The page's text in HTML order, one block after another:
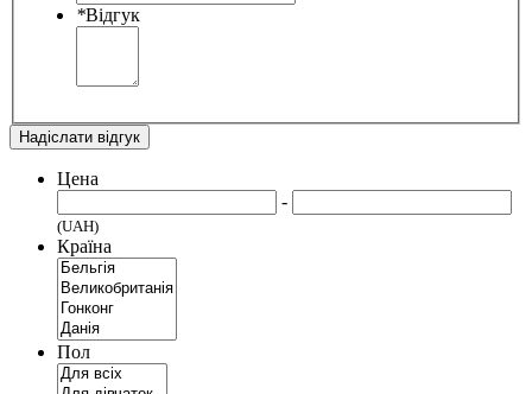
*Відгук
Надіслати відгук
Цена
-
(UAH)
Країна
Пол